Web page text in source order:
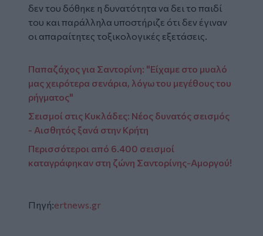
δεν του δόθηκε η δυνατότητα να δει το παιδί
του και παράλληλα υποστήριζε ότι δεν έγιναν
οι απαραίτητες τοξικολογικές εξετάσεις.
Παπαζάχος για Σαντορίνη: "Είχαμε στο μυαλό
μας χειρότερα σενάρια, λόγω του μεγέθους του
ρήγματος"
Σεισμοί στις Κυκλάδες: Νέος δυνατός σεισμός
- Αισθητός ξανά στην Κρήτη
Περισσότεροι από 6.400 σεισμοί
καταγράφηκαν στη ζώνη Σαντορίνης-Αμοργού!
Πηγή:ertnews.gr